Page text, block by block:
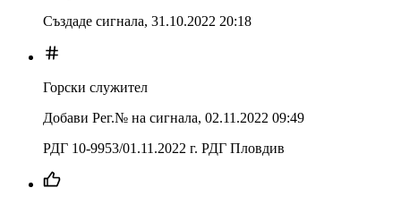
Създаде сигнала, 31.10.2022 20:18
Горски служител
Добави Рег.№ на сигнала, 02.11.2022 09:49
РДГ 10-9953/01.11.2022 г. РДГ Пловдив